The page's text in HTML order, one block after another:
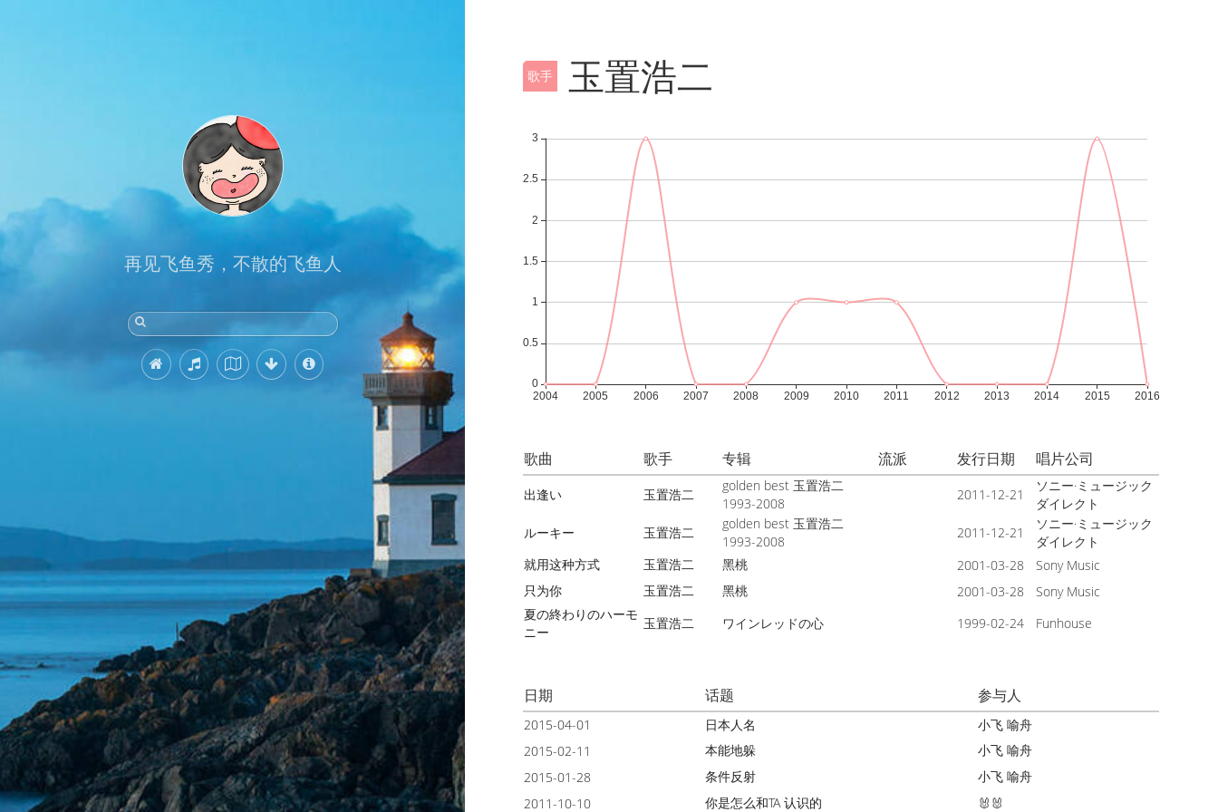
再见飞鱼秀，不散的飞鱼人
歌手 玉置浩二
歌曲 歌手 专辑 流派 发行日期 唱片公司
出逢い 玉置浩二
golden best 玉置浩二
1993-2008
2011-12-21
ソニー·ミュージック
ダイレクト
ルーキー
玉置浩二
golden best 玉置浩二
1993-2008
2011-12-21
ソニー·ミュージック
ダイレクト
就用这种方式
玉置浩二 黑桃 2001-03-28
Sony Music
只为你
玉置浩二 黑桃 2001-03-28
Sony Music
夏の終わりのハーモ
ニー
玉置浩二 ワインレッドの心 1999-02-24 Funhouse
日期 话题 参与人
2015-04-01 日本人名 小飞 喻舟
2015-02-11
本能地躲 小飞 喻舟
2015-01-28
条件反射 小飞 喻舟
2011-10-10
你是怎么和TA 认识的 🐰🐰